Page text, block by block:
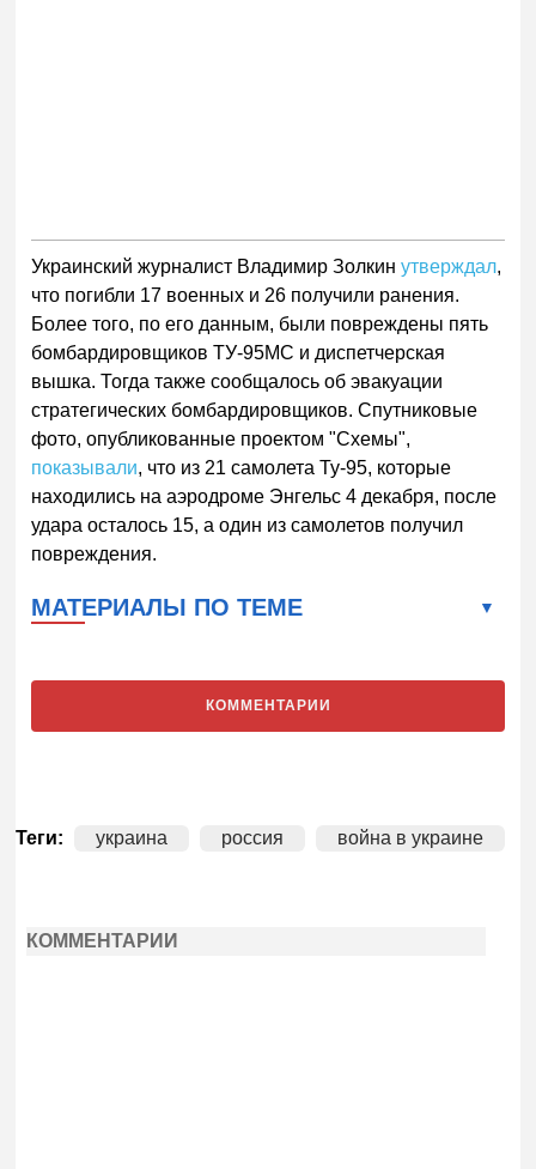
Украинский журналист Владимир Золкин утверждал,
что погибли 17 военных и 26 получили ранения.
Более того, по его данным, были повреждены пять
бомбардировщиков ТУ-95МС и диспетчерская
вышка. Тогда также сообщалось об эвакуации
стратегических бомбардировщиков. Спутниковые
фото, опубликованные проектом "Схемы",
показывали, что из 21 самолета Ту-95, которые
находились на аэродроме Энгельс 4 декабря, после
удара осталось 15, а один из самолетов получил
повреждения.
МАТЕРИАЛЫ ПО ТЕМЕ
КОММЕНТАРИИ
Теги: украина россия война в украине
КОММЕНТАРИИ